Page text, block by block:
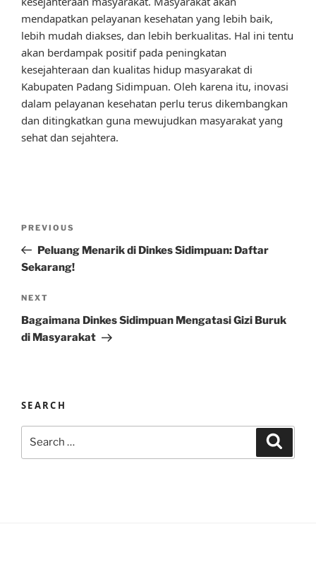
mendapatkan pelayanan kesehatan yang lebih baik,
lebih mudah diakses, dan lebih berkualitas. Hal ini tentu
akan berdampak positif pada peningkatan
kesejahteraan dan kualitas hidup masyarakat di
Kabupaten Padang Sidimpuan. Oleh karena itu, inovasi
dalam pelayanan kesehatan perlu terus dikembangkan
dan ditingkatkan guna mewujudkan masyarakat yang
sehat dan sejahtera.
Previous
Post
PREVIOUS
Peluang Menarik di Dinkes Sidimpuan: Daftar
Sekarang!
Next
Post
NEXT
Bagaimana Dinkes Sidimpuan Mengatasi Gizi Buruk
di Masyarakat
SEARCH